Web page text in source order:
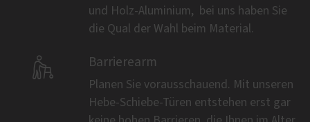
und Holz-Aluminium, ­ bei uns haben Sie
die Qual der Wahl beim Material.
 Barrierearm
Planen Sie vorausschauend. Mit unseren
Hebe-Schiebe-Türen entstehen erst gar